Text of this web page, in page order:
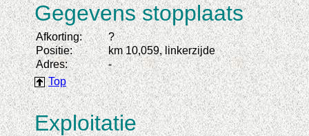
Gegevens stopplaats
Afkorting:
?
Positie:
km 10,059, linkerzijde
Adres:
-
Top
Exploitatie